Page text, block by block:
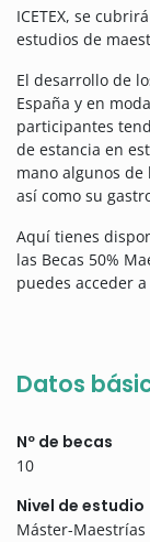
ICETEX, se
estudios de
El desarrollo de
España y en
participantes
de estancia en
mano algunos
así como su
Aquí tienes
las Becas 50%
puedes acceder
Datos
Nº de becas
10
Nivel de estudio
Máster-Maestrías